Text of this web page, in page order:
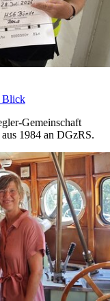
Blick
Gemeinschaft
1984 an DGzRS.